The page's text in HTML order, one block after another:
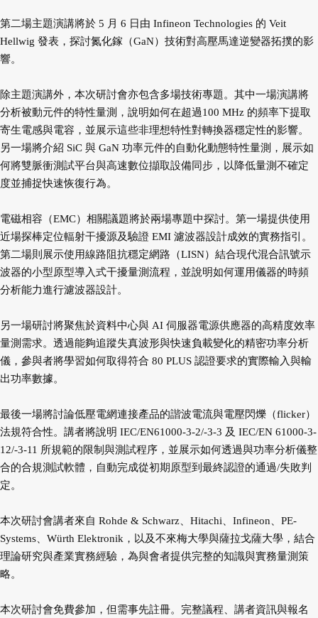
第二場主題演講將於 5 月 6 日由 Infineon Technologies 的 Veit
Hellwig 發表，探討氮化鎵（GaN）技術對高壓馬達逆變器拓撲的影
響。
除主題演講外，本次研討會亦包含多場技術專題。其中一場演講將
分析被動元件的特性量測，說明如何在超過100 MHz 的頻率下提取
寄生電感與電容，並展示這些非理想特性對轉換器穩定性的影響。
另一場將介紹 SiC 與 GaN 功率元件的自動化動態特性量測，展示如
何將雙脈衝測試平台與高速數位擷取設備同步，以降低量測不確定
度並捕捉快速恢復行為。
電磁相容（EMC）相關議題將於兩場專題中探討。第一場提供使用
近場探棒定位輻射干擾源及驗證 EMI 濾波器設計成效的實務指引。
第二場則展示使用線路阻抗穩定網路（LISN）結合現代混合訊號示
波器的小型原型導入式干擾量測流程，並說明如何運用儀器的時頻
分析能力進行濾波器設計。
另一場研討將聚焦於資料中心與 AI 伺服器電源供應器的高精度效率
量測需求。透過能夠追蹤失真波形與快速負載變化的精密功率分析
儀，參與者將學習如何取得符合 80 PLUS 認證要求的實際輸入與輸
出功率數據。
最後一場將討論低壓電網連接產品的諧波電流與電壓閃爍（flicker）
法規符合性。講者將說明 IEC/EN61000-3-2/-3-3 及 IEC/EN 61000-3-
12/-3-11 所規範的限制與測試程序，並展示如何透過與功率分析儀整
合的合規測試軟體，自動完成從初期原型到最終認證的通過/失敗判
定。
本次研討會講者來自 Rohde & Schwarz、Hitachi、Infineon、PE-
Systems、Würth Elektronik，以及不來梅大學與薩拉戈薩大學，結合
理論研究與產業實務經驗，為與會者提供完整的知識與實務量測策
略。
本次研討會免費參加，但需事先註冊。完整議程、講者資訊與報名